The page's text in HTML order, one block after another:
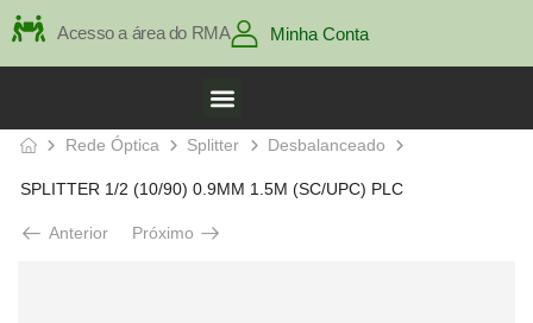
Acesso a área do RMA Minha Conta
Rede Óptica Splitter Desbalanceado
SPLITTER 1/2 (10/90) 0.9MM 1.5M (SC/UPC) PLC
Anterior Próximo